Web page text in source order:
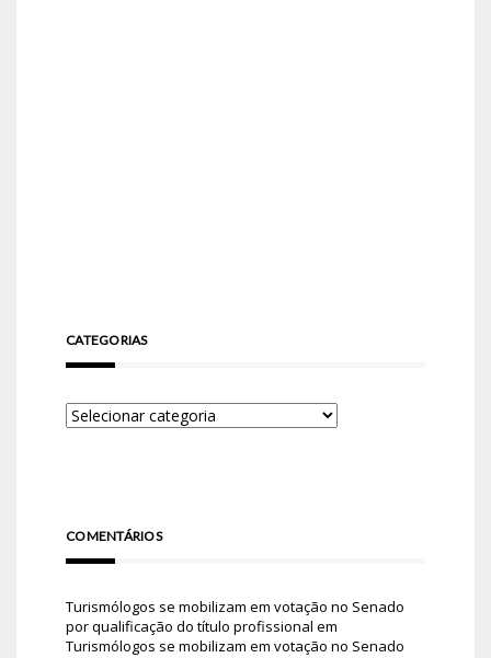
CATEGORIAS
COMENTÁRIOS
Turismólogos se mobilizam em votação no Senado
por qualificação do título profissional em
Turismólogos se mobilizam em votação no Senado